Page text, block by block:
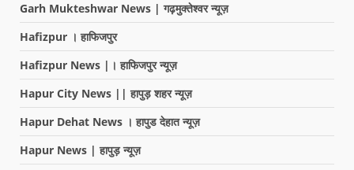
Garh Mukteshwar News | गढ़मुक्तेश्वर न्यूज़
Hafizpur । हाफिजपुर
Hafizpur News |। हाफिजपुर न्यूज़
Hapur City News || हापुड़ शहर न्यूज़
Hapur Dehat News । हापुड देहात न्यूज़
Hapur News | हापुड़ न्यूज़